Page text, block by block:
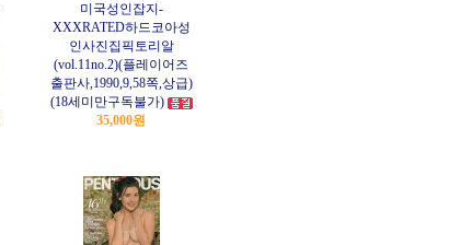
미국성인잡지-
XXXRATED하드코아성
인사진집픽토리알
(vol.11no.2)(플레이어즈
출판사,1990,9,58쪽,상급)
(18세미만구독불가)
35,000원